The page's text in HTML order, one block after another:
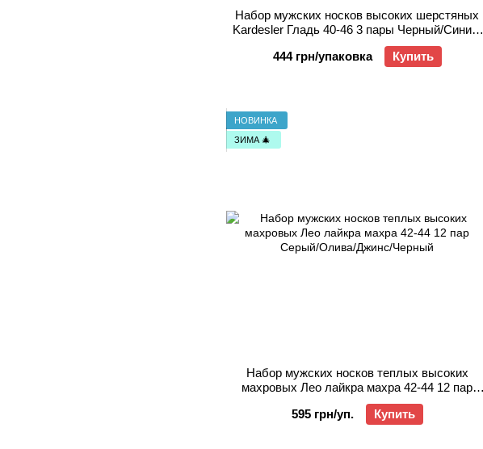
Набор мужских носков высоких шерстяных
Kardesler Гладь 40-46 3 пары Черный/Синий/
444 грн/упаковка
Купить
НОВИНКА
ЗИМА 🎄
Набор мужских носков теплых высоких
махровых Лео лайкра махра 42-44 12 пар
Серый/Олива/Джинс/Черный
595 грн/уп.
Купить